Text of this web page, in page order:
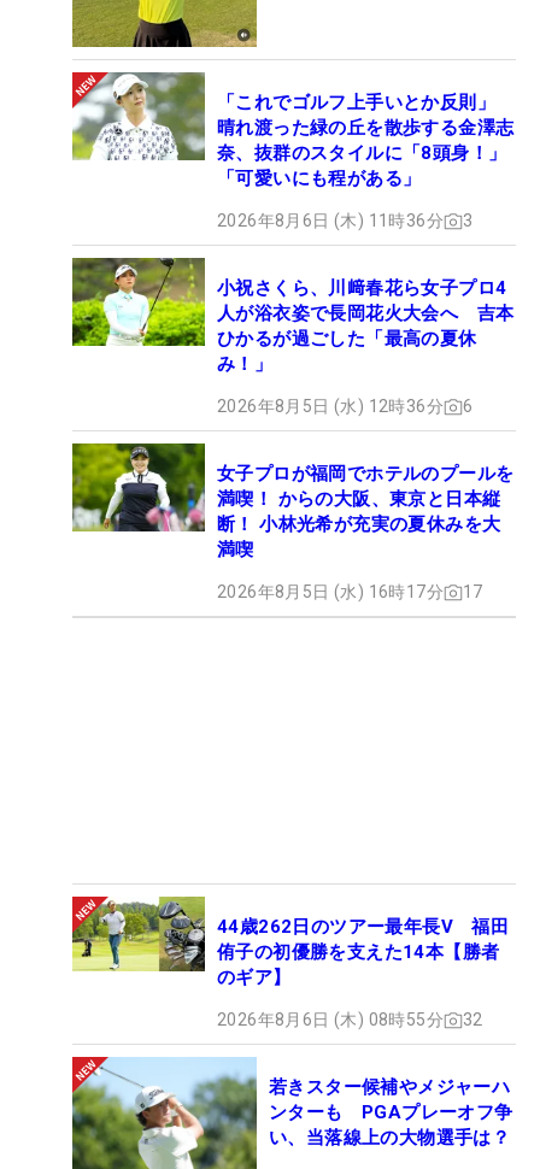
「これでゴルフ上手いとか反則」
晴れ渡った緑の丘を散歩する金澤志
奈、抜群のスタイルに「8頭身！」
「可愛いにも程がある」
2026年8月6日 (木) 11時36分 3
小祝さくら、川﨑春花ら女子プロ4
人が浴衣姿で長岡花火大会へ 吉本
ひかるが過ごした「最高の夏休
み！」
2026年8月5日 (水) 12時36分 6
女子プロが福岡でホテルのプールを
満喫！ からの大阪、東京と日本縦
断！ 小林光希が充実の夏休みを大
満喫
2026年8月5日 (水) 16時17分 17
44歳262日のツアー最年長V 福田
侑子の初優勝を支えた14本【勝者
のギア】
2026年8月6日 (木) 08時55分 32
若きスター候補やメジャーハ
ンターも PGAプレーオフ争
い、当落線上の大物選手は？